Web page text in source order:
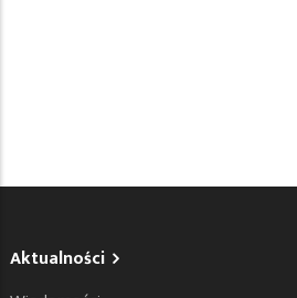
Aktualności